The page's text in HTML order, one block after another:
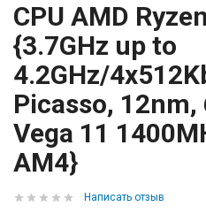
CPU AMD
{3.7GHz up to
4.2GHz/
Picasso, 12nm,
Vega 11
AM4}
Написать отзыв